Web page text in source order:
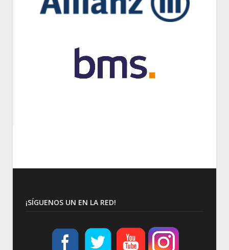
¡SÍGUENOS UN EN LA RED!